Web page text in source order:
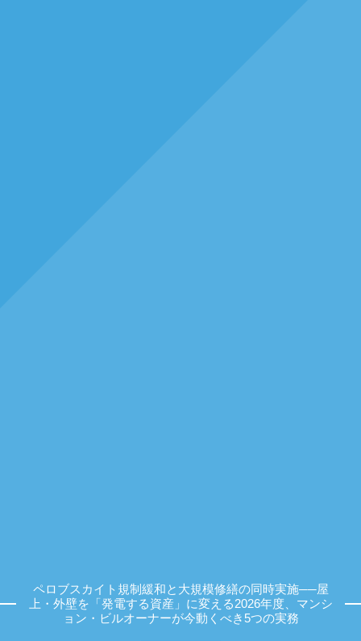
ペロブスカイト規制緩和と大規模修繕の同時実施──屋
上・外壁を「発電する資産」に変える2026年度、マンシ
ョン・ビルオーナーが今動くべき5つの実務